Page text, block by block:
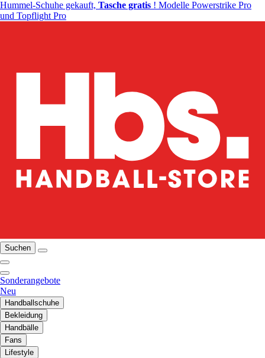
Hummel-Schuhe gekauft, Tasche gratis ! Modelle Powerstrike Pro
und Topflight Pro
Suchen
Sonderangebote
Neu
Handballschuhe
Bekleidung
Handbälle
Fans
Lifestyle